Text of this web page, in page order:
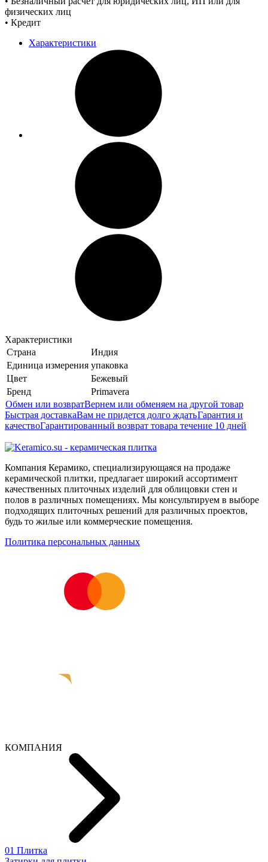
физических лиц
• Кредит
Характеристики
Характеристики
Страна
Индия
Единица измерения упаковка
Цвет
Бежевый
Бренд
Primavera
Обмен или возвратВернем или обменяем на другой товар
Быстрая доставкаВам не придется долго ждатьГарантия и
качествоГарантированный возврат товара течение 10 дней
Компания Керамико, специализирующаяся на продаже
керамической плитки, предлагает широкий ассортимент
качественных плиточных изделий для облицовки стен и
полов в различных помещениях. Мы консультируем в выборе
подходящих плиточных решений для различных проектов,
будь то жилые или коммерческие помещения.
Политика персональных данных
КОМПАНИЯ
01 Плитка